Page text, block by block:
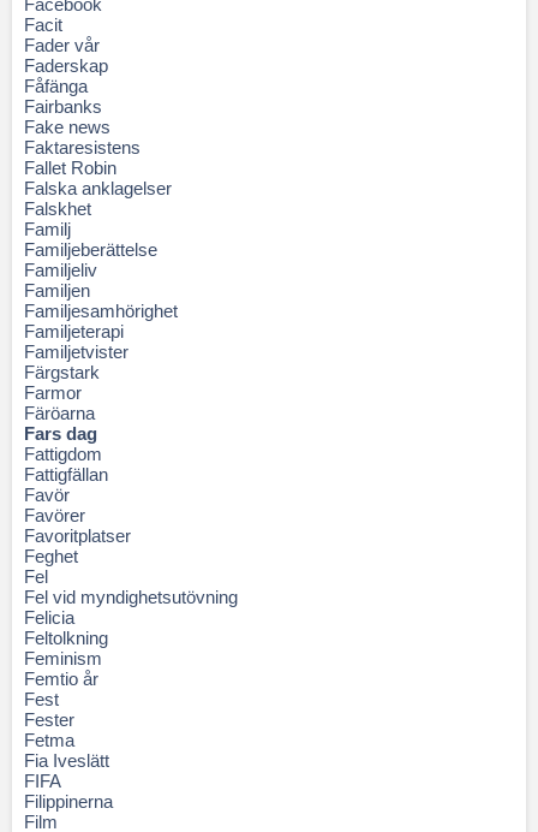
Facebook
Facit
Fader vår
Faderskap
Fåfänga
Fairbanks
Fake news
Faktaresistens
Fallet Robin
Falska anklagelser
Falskhet
Familj
Familjeberättelse
Familjeliv
Familjen
Familjesamhörighet
Familjeterapi
Familjetvister
Färgstark
Farmor
Färöarna
Fars dag
Fattigdom
Fattigfällan
Favör
Favörer
Favoritplatser
Feghet
Fel
Fel vid myndighetsutövning
Felicia
Feltolkning
Feminism
Femtio år
Fest
Fester
Fetma
Fia Iveslätt
FIFA
Filippinerna
Film